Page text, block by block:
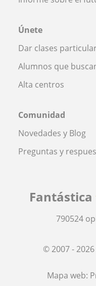
Únete
Dar clases
Alumnos que
Alta centros
Comunidad
Novedades y Blog
Preguntas y
Fantástica
790524
© 2007 -
Mapa web: